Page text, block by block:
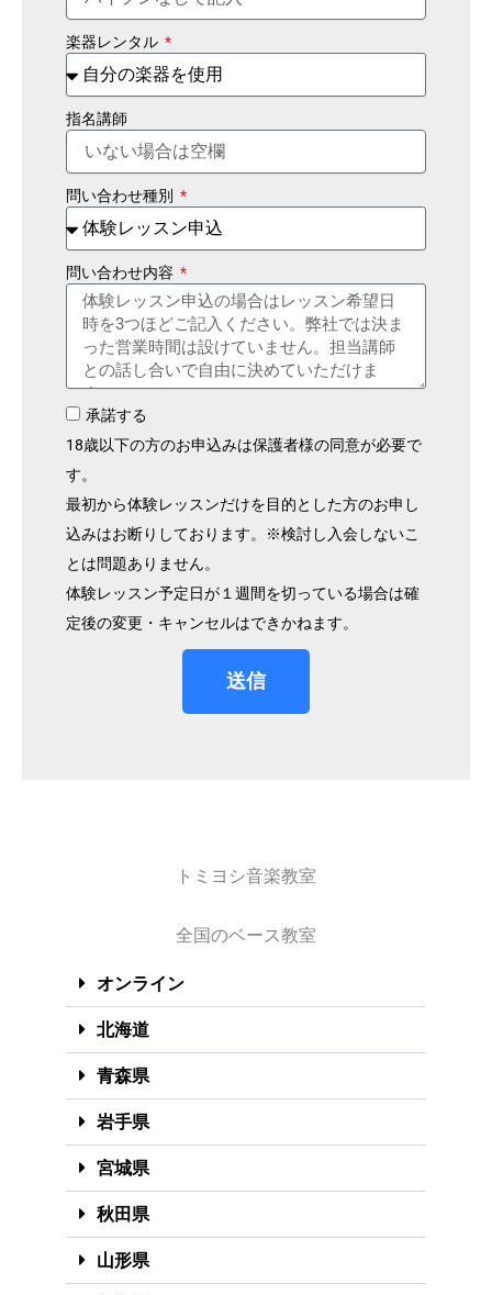
楽器レンタル
指名講師
問い合わせ種別
問い合わせ内容
承諾する
18歳以下の方のお申込みは保護者様の同意が必要で
す。
最初から体験レッスンだけを目的とした方のお申し
込みはお断りしております。※検討し入会しないこ
とは問題ありません。
体験レッスン予定日が１週間を切っている場合は確
定後の変更・キャンセルはできかねます。
送信
トミヨシ音楽教室
全国のベース教室
オンライン
北海道
青森県
岩手県
宮城県
秋田県
山形県